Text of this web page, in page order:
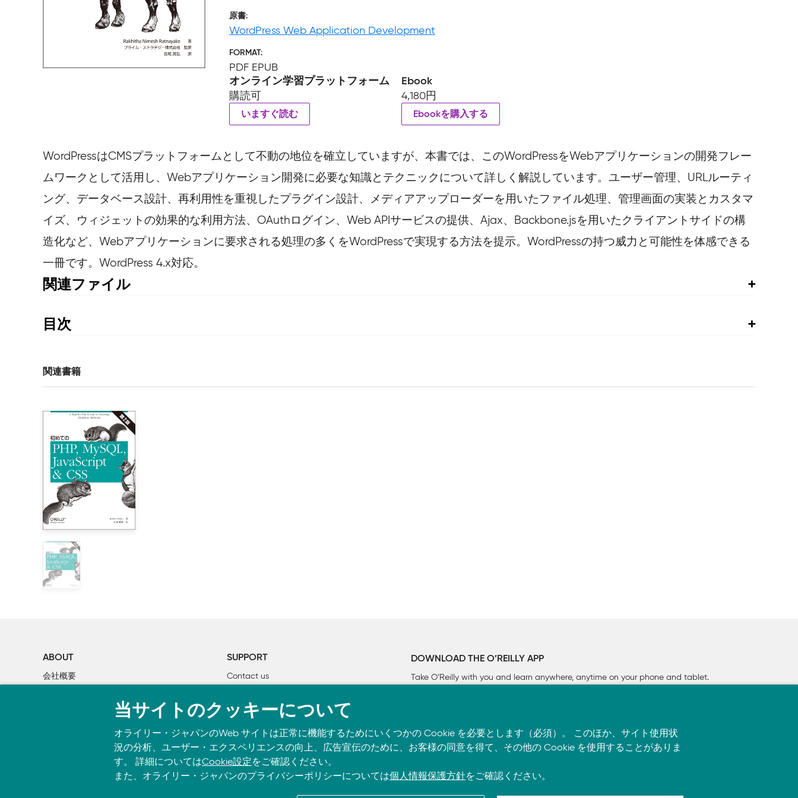
原書
WordPress Web Application Development
FORMAT
PDF EPUB
オンライン学習プラットフォーム
購読可
いますぐ読む
Ebook
4,180円
Ebookを購入する
WordPressはCMSプラットフォームとして不動の地位を確立していますが、本書では、このWordPressをWebアプリケーションの開発フレー
ムワークとして活用し、Webアプリケーション開発に必要な知識とテクニックについて詳しく解説しています。ユーザー管理、URLルーティ
ング、データベース設計、再利用性を重視したプラグイン設計、メディアアップローダーを用いたファイル処理、管理画面の実装とカスタマ
イズ、ウィジェットの効果的な利用方法、OAuthログイン、Web APIサービスの提供、Ajax、Backbone.jsを用いたクライアントサイドの構
造化など、Webアプリケーションに要求される処理の多くをWordPressで実現する方法を提示。WordPressの持つ威力と可能性を体感できる
一冊です。WordPress 4.x対応。
関連ファイル
目次
1章 Webアプリケーションフレームワークとしての WordPress
    1.1  CMSとしての WordPress
        1.2.1  MVC対イベント駆動アーキテクチャ
    1.3 組み込みモジュールで開発をシンプルにする
    1.4  WordPressのコンポーネントの機能
        1.4.1  WordPressテーマの役割
        1.4.2 管理画面の役割
        1.4.3 プラグインの役割
        1.4.4 ウィジェットの役割
    1.5 ポートフォリオ管理アプリケーションの開発プラン
        1.5.2 アプリケーションのプランニング
        1.5.3 アプリケーションのユーザーロール
        1.5.4 アプリケーションの機能、特徴のプランニング
        1.7.3 回答のステータスを変更する
        1.7.4 回答ステータスを保存する
        1.7.5 質問リストを生成する
2章 ユーザーロール、権限、機能を実装する
    2.1  ユーザー管理の基礎
        2.1.1 プラグインの準備
    2.2  ユーザーロールの操作
関連書籍
ABOUT
会社概要
SUPPORT
Contact us
書籍注文
DOWNLOAD THE O’REILLY APP
Take O’Reilly with you and learn anywhere, anytime on your phone and tablet.
当サイトのクッキーについて
オライリー・ジャパンのWeb サイトは正常に機能するためにいくつかの Cookie を必要とします（必須）。 このほか、サイト使用状
況の分析、ユーザー・エクスペリエンスの向上、広告宣伝のために、お客様の同意を得て、その他の Cookie を使用することがありま
す。 詳細についてはCookie設定をご確認ください。
また、オライリー・ジャパンのプライバシーポリシーについては個人情報保護方針をご確認ください。